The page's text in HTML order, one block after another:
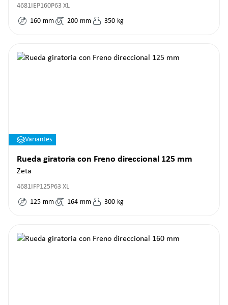
4681IEP160P63 XL
160 mm 200 mm 350 kg
Variantes
Rueda giratoria con Freno direccional 125 mm
Zeta
4681IFP125P63 XL
125 mm 164 mm 300 kg